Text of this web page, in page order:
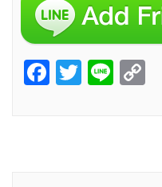
Facebook
Twitter
Line